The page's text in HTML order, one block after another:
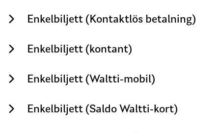
Enkelbiljett (Kontaktlös betalning)
Enkelbiljett (kontant)
Enkelbiljett (Waltti-mobil)
Enkelbiljett (Saldo Waltti-kort)